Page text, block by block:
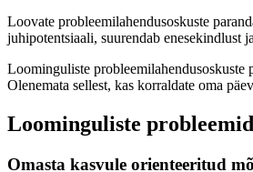
Loovate probleemilahendusoskuste
juhipotentsiaali, suurendab enesekindlust
Loominguliste probleemilahendusoskuste
Olenemata sellest, kas korraldate oma
Loominguliste
Omasta kasvule orienteeritud